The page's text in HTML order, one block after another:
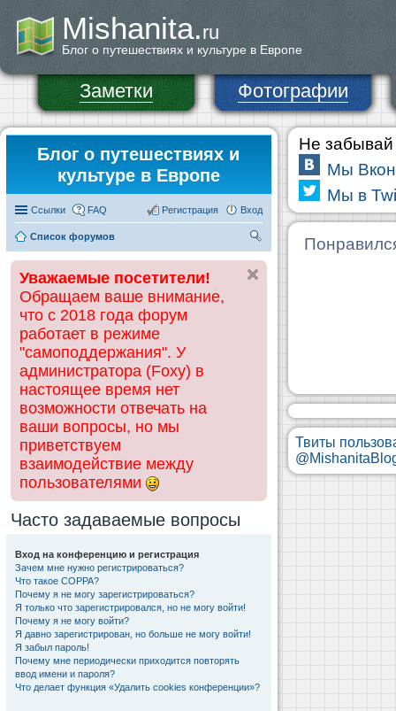
Mishanita.ru
Блог о путешествиях и культуре в Европе
Заметки Фотографии
Блог о путешествиях и
культуре в Европе
Ссылки FAQ Вход
Регистрация
Список форумов
ск
Уважаемые посетители!
Обращаем ваше внимание,
что с 2018 года форум
работает в режиме
"самоподдержания". У
администратора (Foxy) в
настоящее время нет
возможности отвечать на
ваши вопросы, но мы
приветствуем
взаимодействие между
пользователями
Часто задаваемые вопросы
Вход на конференцию и регистрация
Зачем мне нужно регистрироваться?
Что такое COPPA?
Почему я не могу зарегистрироваться?
Я только что зарегистрировался, но не могу войти!
Почему я не могу войти?
Я давно зарегистрирован, но больше не могу войти!
Я забыл пароль!
Почему мне периодически приходится повторять
ввод имени и пароля?
Что делает функция «Удалить cookies конференции»?
Не забывай
Мы
Мы в
Твиты